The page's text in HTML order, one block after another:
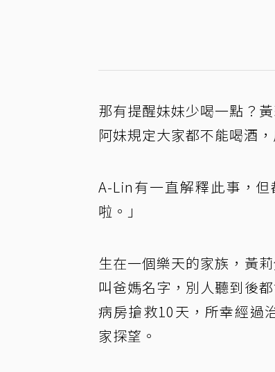
那有提醒妹妹少喝一點？
阿妹規定大家都不能喝酒
A-Lin有一直解釋此事，
啦。」
生在一個樂天的家族，黃
叫爸媽名字，別人聽到後
病房搶救10天，所幸經過
家探望。